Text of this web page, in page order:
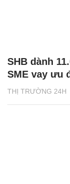
THỊ TRƯỜNG 24H
SHB dành
SME vay ưu